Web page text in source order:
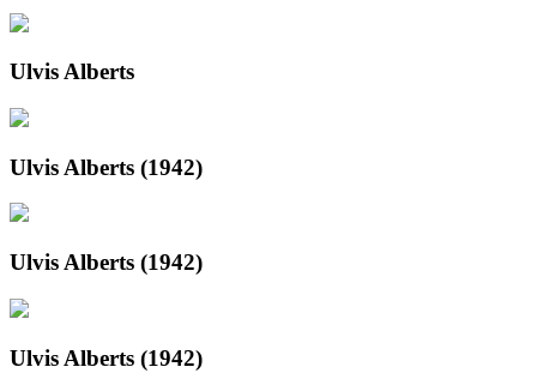
Ulvis Alberts
Ulvis Alberts (1942)
Ulvis Alberts (1942)
Ulvis Alberts (1942)